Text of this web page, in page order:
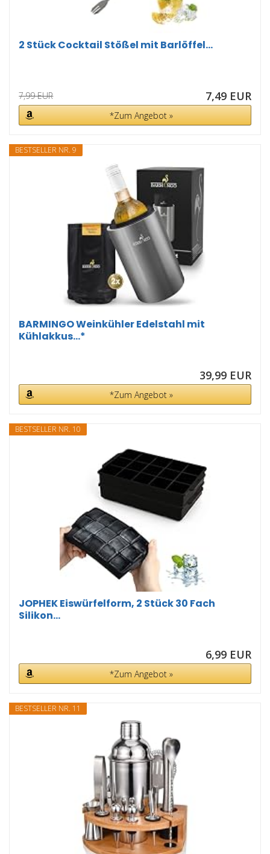
2 Stück Cocktail Stößel mit Barlöffel...
7,99 EUR 7,49 EUR
*Zum Angebot »
BESTSELLER NR. 9
BARMINGO Weinkühler Edelstahl mit
Kühlakkus...*
39,99 EUR
*Zum Angebot »
BESTSELLER NR. 10
JOPHEK Eiswürfelform, 2 Stück 30 Fach
Silikon...
6,99 EUR
*Zum Angebot »
BESTSELLER NR. 11